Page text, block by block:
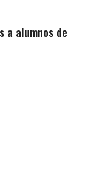
a alumnos de